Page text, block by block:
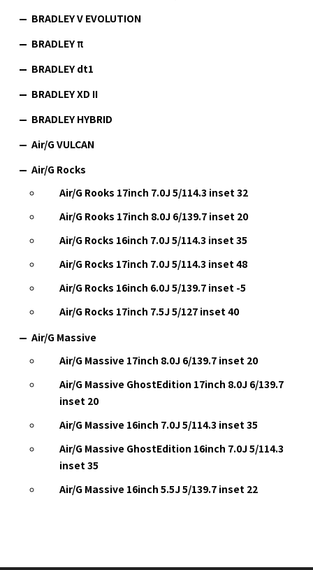
BRADLEY V EVOLUTION
BRADLEY π
BRADLEY dt1
BRADLEY XD II
BRADLEY HYBRID
Air/G VULCAN
Air/G Rocks
Air/G Rooks 17inch 7.0J 5/114.3 inset 32
Air/G Rooks 17inch 8.0J 6/139.7 inset 20
Air/G Rocks 16inch 7.0J 5/114.3 inset 35
Air/G Rocks 17inch 7.0J 5/114.3 inset 48
Air/G Rocks 16inch 6.0J 5/139.7 inset -5
Air/G Rocks 17inch 7.5J 5/127 inset 40
Air/G Massive
Air/G Massive 17inch 8.0J 6/139.7 inset 20
Air/G Massive GhostEdition 17inch 8.0J 6/139.7
inset 20
Air/G Massive 16inch 7.0J 5/114.3 inset 35
Air/G Massive GhostEdition 16inch 7.0J 5/114.3
inset 35
Air/G Massive 16inch 5.5J 5/139.7 inset 22